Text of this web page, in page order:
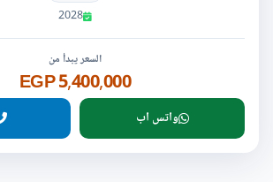
2028
السعر يبدأ من
5,400,000 EGP
واتس اب